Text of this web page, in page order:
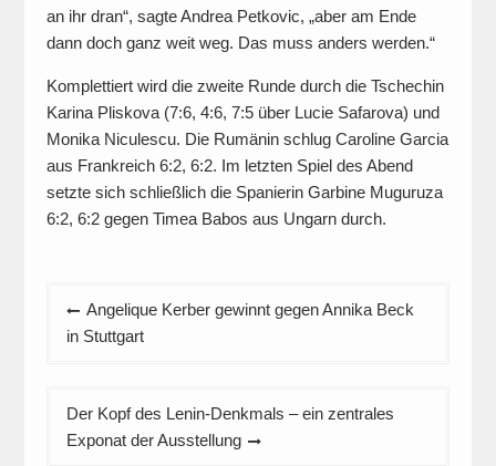
an ihr dran“, sagte Andrea Petkovic, „aber am Ende
dann doch ganz weit weg. Das muss anders werden.“
Komplettiert wird die zweite Runde durch die Tschechin
Karina Pliskova (7:6, 4:6, 7:5 über Lucie Safarova) und
Monika Niculescu. Die Rumänin schlug Caroline Garcia
aus Frankreich 6:2, 6:2. Im letzten Spiel des Abend
setzte sich schließlich die Spanierin Garbine Muguruza
6:2, 6:2 gegen Timea Babos aus Ungarn durch.
Beitragsnavigation
Angelique Kerber gewinnt gegen Annika Beck
in Stuttgart
Der Kopf des Lenin-Denkmals – ein zentrales
Exponat der Ausstellung